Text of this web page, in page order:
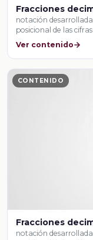
Fracciones
notación
posicional de las
Ver contenido
CONTENIDO
Fracciones
notación